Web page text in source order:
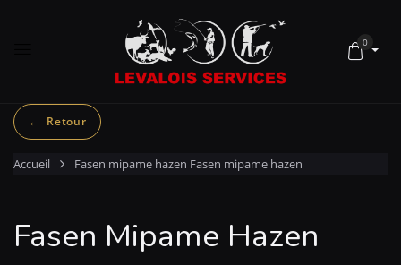
0
Accueil Fasen mipame hazen Fasen mipame hazen
Fasen Mipame Hazen